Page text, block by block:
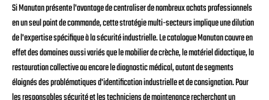
Si Manutan présente l'avantage de centraliser de nombreux achats professionnels
en un seul point de commande, cette stratégie multi-secteurs implique une dilution
de l'expertise spécifique à la sécurité industrielle. Le catalogue Manutan couvre en
effet des domaines aussi variés que le mobilier de crèche, le matériel didactique, la
restauration collective ou encore le diagnostic médical, autant de segments
éloignés des problématiques d'identification industrielle et de consignation. Pour